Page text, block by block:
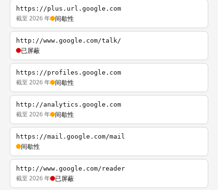
https://plus.url.google.com
截至 2026 年 间歇性
http://www.google.com/talk/
已屏蔽
https://profiles.google.com
截至 2026 年 间歇性
http://analytics.google.com
截至 2026 年 间歇性
https://mail.google.com/mail
间歇性
http://www.google.com/reader
截至 2026 年 已屏蔽